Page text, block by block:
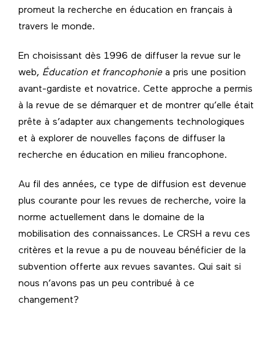
promeut la recherche en éducation en français à
travers le monde.
En choisissant dès 1996 de diffuser la revue sur le
web, Éducation et francophoniea pris une position
avant-gardiste et novatrice. Cette approche a permis
à la revue de se démarquer et de montrer qu’elle était
prête à s’adapter aux changements technologiques
et à explorer de nouvelles façons de diffuser la
recherche en éducation en milieu francophone.
Au fil des années, ce type de diffusion est devenue
plus courante pour les revues de recherche, voire la
norme actuellement dans le domaine de la
mobilisation des connaissances. Le CRSH a revu ces
critères et la revue a pu de nouveau bénéficier de la
subvention offerte aux revues savantes. Qui sait si
nous n’avons pas un peu contribué à ce
changement?